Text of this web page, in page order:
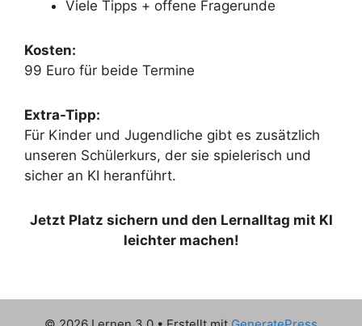
Viele Tipps + offene Fragerunde
Kosten:
99 Euro für beide Termine
Extra-Tipp:
Für Kinder und Jugendliche gibt es zusätzlich
unseren Schülerkurs, der sie spielerisch und
sicher an KI heranführt.
Jetzt Platz sichern und den Lernalltag mit KI
leichter machen!